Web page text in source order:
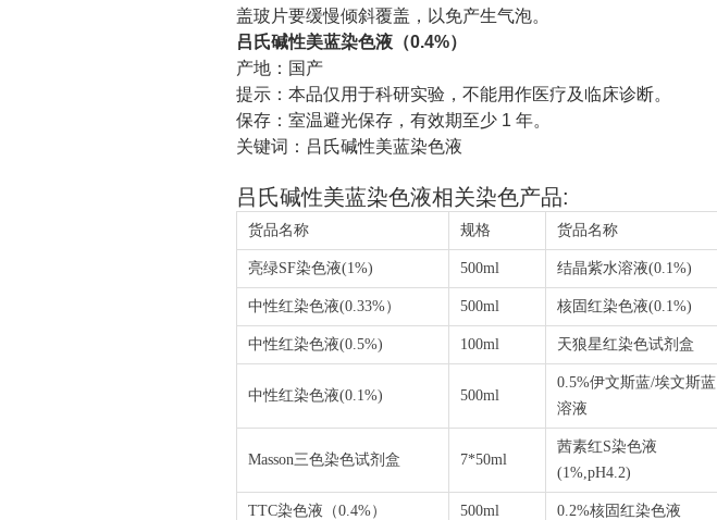
盖玻片要缓慢倾斜覆盖，以免产生气泡。
吕氏碱性美蓝染色液（0.4%）
产地：国产
提示：本品仅用于科研实验，不能用作医疗及临床诊断。
保存：室温避光保存，有效期至少 1 年。
关键词：吕氏碱性美蓝染色液
吕氏碱性美蓝染色液相关染色产品:
货品名称 规格 货品名称
亮绿SF染色液(1%) 500ml 结晶紫水溶液(0.1%)
中性红染色液(0.33%） 500ml 核固红染色液(0.1%)
中性红染色液(0.5%) 100ml 天狼星红染色试剂盒
中性红染色液(0.1%) 500ml
0.5%伊文斯蓝/埃文斯蓝
溶液
Masson三色染色试剂盒 7*50ml
茜素红S染色液
(1%,pH4.2)
TTC染色液（0.4%） 500ml 0.2%核固红染色液